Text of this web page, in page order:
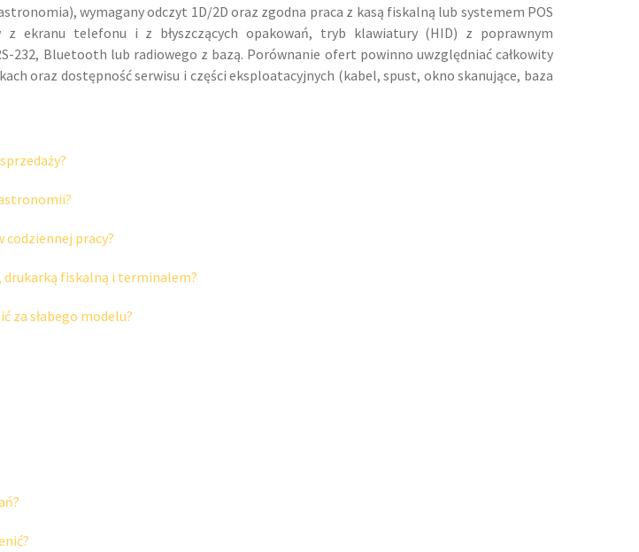
wymagany odczyt 1D/2D oraz zgodna praca z kasą fiskalną lub systemem POS
ekranu telefonu i z błyszczących opakowań, tryb klawiatury (HID) z poprawnym
232, Bluetooth lub radiowego z bazą. Porównanie ofert powinno uwzględniać całkowity
oraz dostępność serwisu i części eksploatacyjnych (kabel, spust, okno skanujące, baza
codziennej pracy?
drukarką fiskalną i terminalem?
za słabego modelu?